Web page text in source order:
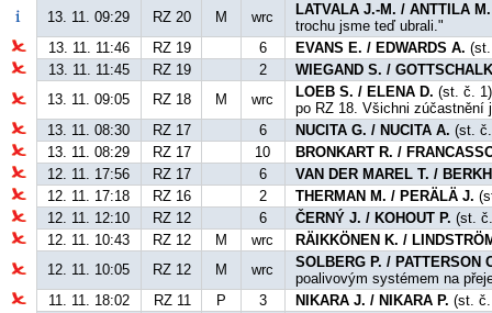
13. 11. 09:29
RZ 20 M wrc LATVALA J.-M. / ANTTILA M.
trochu jsme teď ubrali."
13. 11. 11:46
RZ 19 6 EVANS E. / EDWARDS A.
13. 11. 11:45
RZ 19 2
WIEGAND S. /
13. 11. 09:05
RZ 18 M wrc LOEB S. / ELENA D. (st. č.
po RZ 18. Všichni zúčastnění
13. 11. 08:30
RZ 17 6 NUCITA G. / NUCITA A. (st.
13. 11. 08:29
RZ 17 10
BRONKART R. /
12. 11. 17:56
RZ 17 6
VAN DER MAREL T. /
12. 11. 17:18
RZ 16 2 THERMAN M. / PERÄLÄ J.
12. 11. 12:10
RZ 12 6 ČERNÝ J. / KOHOUT P. (st.
12. 11. 10:43
RZ 12 M wrc
RÄIKKÖNEN K. /
12. 11. 10:05
RZ 12 M wrc
SOLBERG P. / PATTERSON
poalivovým systémem na
11. 11. 18:02
RZ 11 P 3 NIKARA J. / NIKARA P. (st.